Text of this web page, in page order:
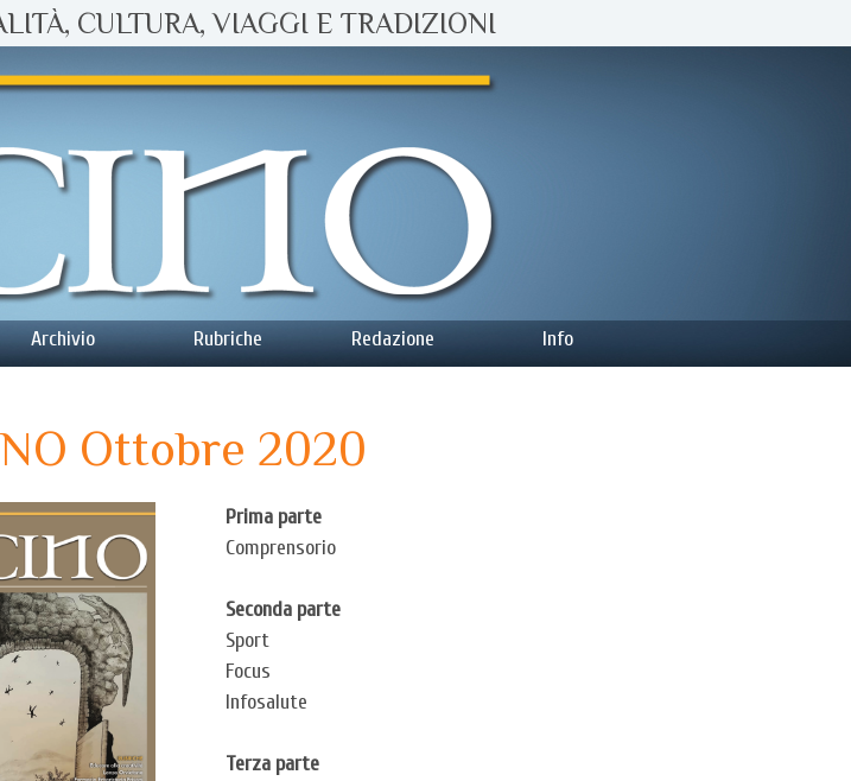
CULTURA, VIAGGI E TRADIZIONI
Archivio Rubriche Redazione Info
Ottobre 2020
Prima parte
Comprensorio
Seconda parte
Sport
Focus
Infosalute
Terza parte